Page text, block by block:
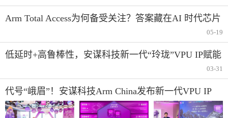
Arm Total Access为何备受关注？答案藏在AI 时代芯片
05-19
低延时+高鲁棒性，安谋科技新一代“玲珑”VPU IP赋能
03-31
代号“峨眉”！安谋科技Arm China发布新一代VPU IP